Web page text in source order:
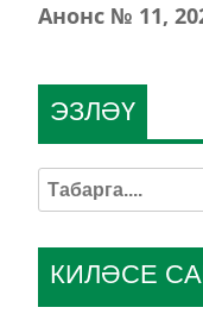
Анонс № 11,
КИЛӘСЕ
ЭЗЛӘҮ